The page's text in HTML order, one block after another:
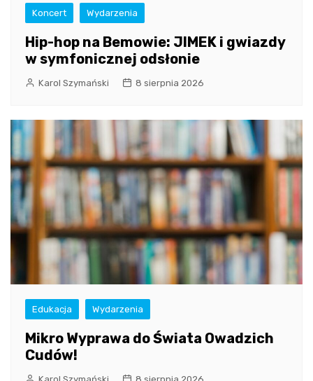
Koncert Wydarzenia
Hip-hop na Bemowie: JIMEK i gwiazdy
w symfonicznej odsłonie
Karol Szymański 8 sierpnia 2026
Edukacja Wydarzenia
Mikro Wyprawa do Świata Owadzich
Cudów!